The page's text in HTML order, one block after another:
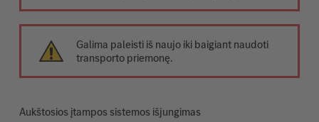
Galima paleisti iš naujo iki baigiant naudoti
transporto priemonę.
Aukštosios įtampos sistemos išjungimas